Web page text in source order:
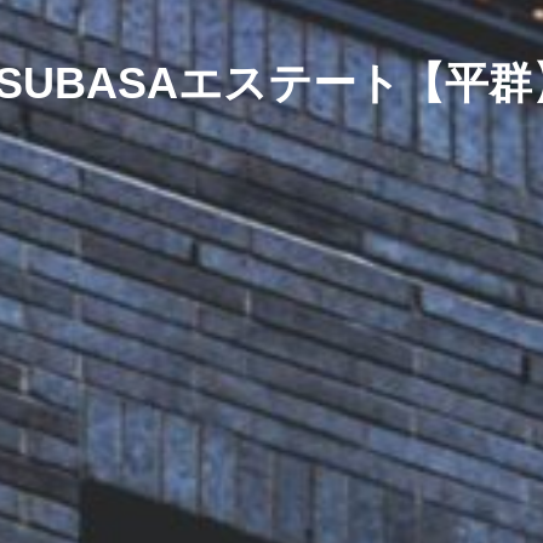
エステート【平群